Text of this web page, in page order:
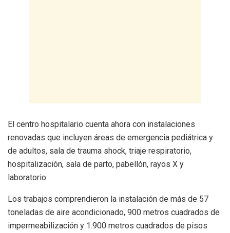
El centro hospitalario cuenta ahora con instalaciones
renovadas que incluyen áreas de emergencia pediátrica y
de adultos, sala de trauma shock, triaje respiratorio,
hospitalización, sala de parto, pabellón, rayos X y
laboratorio.
Los trabajos comprendieron la instalación de más de 57
toneladas de aire acondicionado, 900 metros cuadrados de
impermeabilización y 1.900 metros cuadrados de pisos